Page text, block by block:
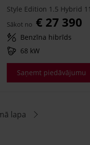
Sākot no € 27 390
Benzīna hibrīds
68 kW
Saņemt piedāvājumu
lapa